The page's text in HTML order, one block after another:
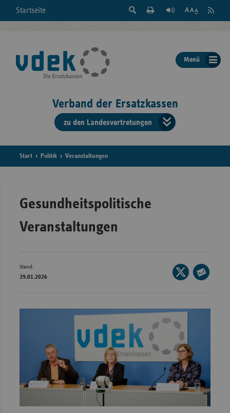
Startseite
Suche
der
Seite
Feed
Menü
Verband der Ersatzkassen
zu den Landesvertretungen
der
Bayern
Berlin/
Start Politik Veranstaltungen
Gesundheitspolitische
Veranstaltungen
Stand:
29.01.2026
Seite
auf
E-